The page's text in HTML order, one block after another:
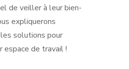
de veiller à leur bien-
expliquerons
solutions pour
espace de travail !